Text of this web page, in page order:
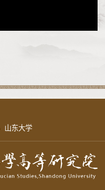
山东大学